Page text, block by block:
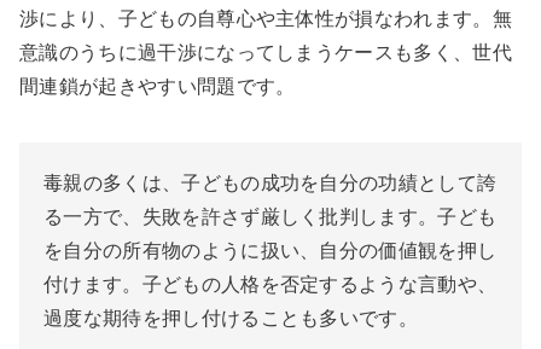
渉により、子どもの自尊心や主体性が損なわれます。無
意識のうちに過干渉になってしまうケースも多く、世代
間連鎖が起きやすい問題です。
毒親の多くは、子どもの成功を自分の功績として誇
る一方で、失敗を許さず厳しく批判します。子ども
を自分の所有物のように扱い、自分の価値観を押し
付けます。子どもの人格を否定するような言動や、
過度な期待を押し付けることも多いです。